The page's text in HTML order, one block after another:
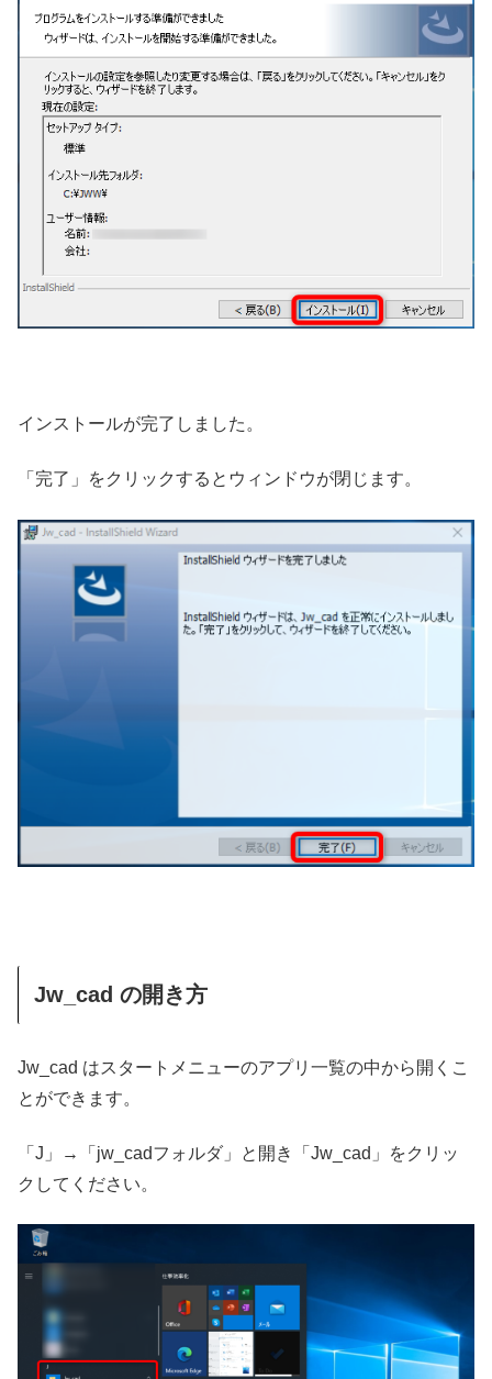
インストールが完了しました。
「完了」をクリックするとウィンドウが閉じます。
Jw_cad の開き方
Jw_cad はスタートメニューのアプリ一覧の中から開くこ
とができます。
「J」→「jw_cadフォルダ」と開き「Jw_cad」をクリッ
クしてください。